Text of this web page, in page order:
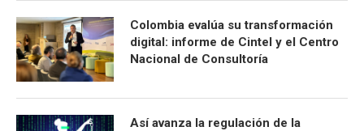
Colombia evalúa su transformación
digital: informe de Cintel y el Centro
Nacional de Consultoría
Así avanza la regulación de la